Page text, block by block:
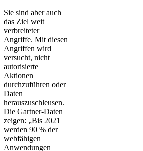
Sie sind aber auch
das Ziel weit
verbreiteter
Angriffe. Mit diesen
Angriffen wird
versucht, nicht
autorisierte
Aktionen
durchzuführen oder
Daten
herauszuschleusen.
Die Gartner-Daten
zeigen: „Bis 2021
werden 90 % der
webfähigen
Anwendungen